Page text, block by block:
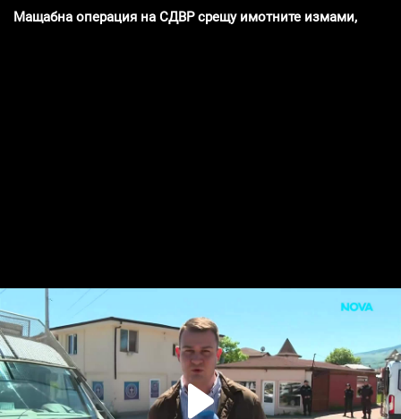
Мащабна операция на СДВР срещу имотните измами, има